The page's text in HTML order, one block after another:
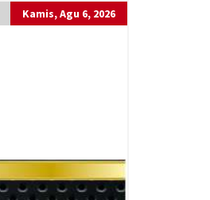
Kamis, Agu 6, 2026